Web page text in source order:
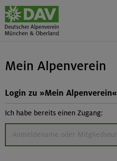
Mein Alpenverein
Login zu »Mein Alpenverein«
Ich habe bereits einen Zugang: